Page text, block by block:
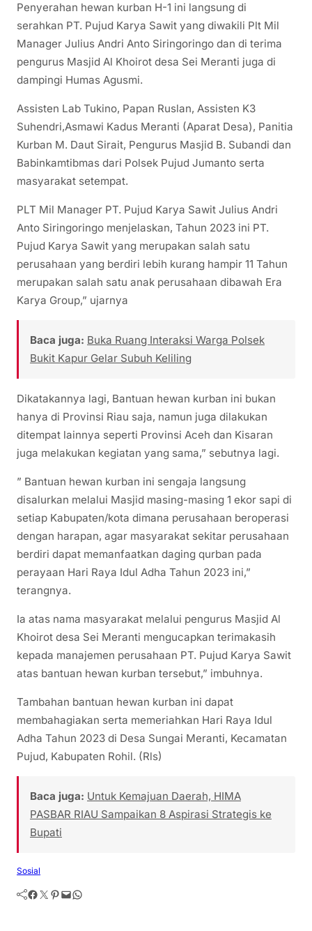
Penyerahan hewan kurban H-1 ini langsung di
serahkan PT. Pujud Karya Sawit yang diwakili Plt Mil
Manager Julius Andri Anto Siringoringo dan di terima
pengurus Masjid Al Khoirot desa Sei Meranti juga di
dampingi Humas Agusmi.
Assisten Lab Tukino, Papan Ruslan, Assisten K3
Suhendri,Asmawi Kadus Meranti (Aparat Desa), Panitia
Kurban M. Daut Sirait, Pengurus Masjid B. Subandi dan
Babinkamtibmas dari Polsek Pujud Jumanto serta
masyarakat setempat.
PLT Mil Manager PT. Pujud Karya Sawit Julius Andri
Anto Siringoringo menjelaskan, Tahun 2023 ini PT.
Pujud Karya Sawit yang merupakan salah satu
perusahaan yang berdiri lebih kurang hampir 11 Tahun
merupakan salah satu anak perusahaan dibawah Era
Karya Group,” ujarnya
Baca juga: Buka Ruang Interaksi Warga Polsek
Bukit Kapur Gelar Subuh Keliling
Dikatakannya lagi, Bantuan hewan kurban ini bukan
hanya di Provinsi Riau saja, namun juga dilakukan
ditempat lainnya seperti Provinsi Aceh dan Kisaran
juga melakukan kegiatan yang sama,” sebutnya lagi.
” Bantuan hewan kurban ini sengaja langsung
disalurkan melalui Masjid masing-masing 1 ekor sapi di
setiap Kabupaten/kota dimana perusahaan beroperasi
dengan harapan, agar masyarakat sekitar perusahaan
berdiri dapat memanfaatkan daging qurban pada
perayaan Hari Raya Idul Adha Tahun 2023 ini,”
terangnya.
Ia atas nama masyarakat melalui pengurus Masjid Al
Khoirot desa Sei Meranti mengucapkan terimakasih
kepada manajemen perusahaan PT. Pujud Karya Sawit
atas bantuan hewan kurban tersebut,” imbuhnya.
Tambahan bantuan hewan kurban ini dapat
membahagiakan serta memeriahkan Hari Raya Idul
Adha Tahun 2023 di Desa Sungai Meranti, Kecamatan
Pujud, Kabupaten Rohil. (Rls)
Baca juga: Untuk Kemajuan Daerah, HIMA
PASBAR RIAU Sampaikan 8 Aspirasi Strategis ke
Bupati
Sosial
Facebook Twitter Pinterest Mail WhatsApp